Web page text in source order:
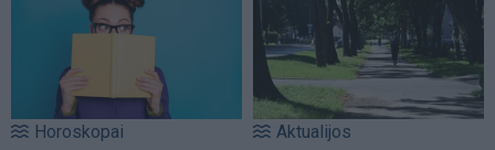
Horoskopai Aktualijos